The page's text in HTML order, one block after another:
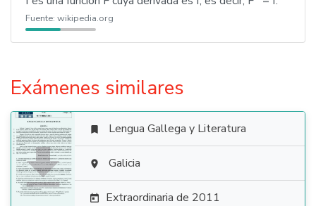
Fuente: wikipedia.org
Exámenes similares

 Lengua Gallega y Literatura
 Galicia
 Extraordinaria de 2011